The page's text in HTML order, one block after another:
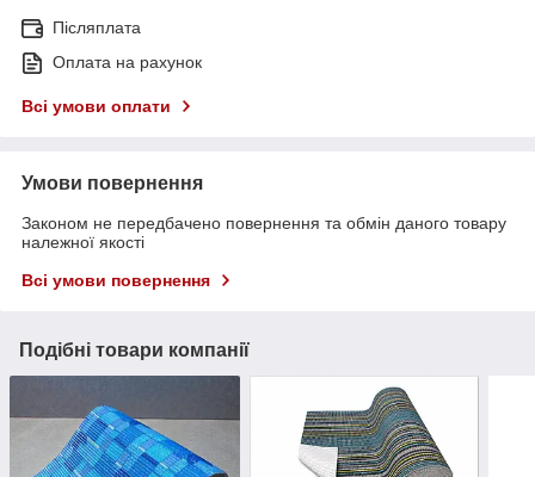
Післяплата
Оплата на рахунок
Всі умови оплати
Умови повернення
Законом не передбачено повернення та обмін даного товару
належної якості
Всі умови повернення
Подібні товари компанії